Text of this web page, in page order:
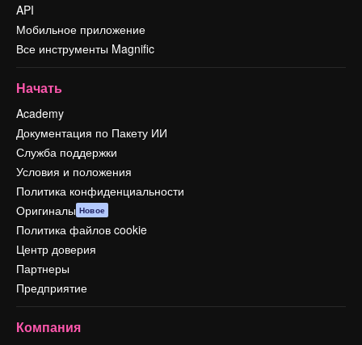
API
Мобильное приложение
Все инструменты Magnific
Начать
Academy
Документация по Пакету ИИ
Служба поддержки
Условия и положения
Политика конфиденциальности
Оригиналы Новое
Политика файлов cookie
Центр доверия
Партнеры
Предприятие
Компания